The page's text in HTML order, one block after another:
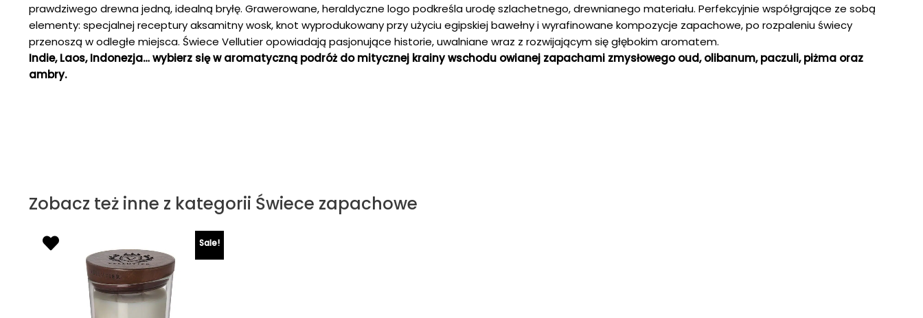
prawdziwego drewna jedną, idealną bryłę. Grawerowane, heraldyczne logo podkreśla urodę szlachetnego, drewnianego materiału. Perfekcyjnie współgrające ze sobą
elementy: specjalnej receptury aksamitny wosk, knot wyprodukowany przy użyciu egipskiej bawełny i wyrafinowane kompozycje zapachowe, po rozpaleniu świecy
przenoszą w odległe miejsca. Świece Vellutier opowiadają pasjonujące historie, uwalniane wraz z rozwijającym się głębokim aromatem.
Indie, Laos, Indonezja… wybierz się w aromatyczną podróż do mitycznej krainy wschodu owianej zapachami zmysłowego oud, olibanum, paczuli, piżma oraz
ambry.
Zobacz też inne z kategorii Świece zapachowe
Sale!